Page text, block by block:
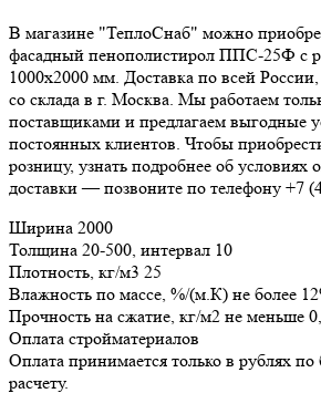
В магазине "ТеплоСнаб" можно
фасадный пенополистирол ППС-25Ф с
1000х2000 мм. Доставка по всей
со склада в г. Москва. Мы работаем
поставщиками и предлагаем выгодные
постоянных клиентов. Чтобы
розницу, узнать подробнее об условиях
доставки — позвоните по телефону +7
Ширина 2000
Толщина 20-500, интервал 10
Плотность, кг/м3 25
Влажность по массе, %/(м.К) не более
Прочность на сжатие, кг/м2 не меньше
Оплата стройматериалов
Оплата принимается только в рублях
расчету.